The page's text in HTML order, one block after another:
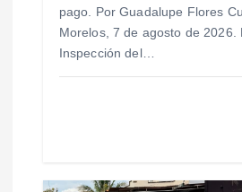
s
pago. Por Guadalupe Flores
Morelos, 7 de agosto de 2026.
Inspección del…